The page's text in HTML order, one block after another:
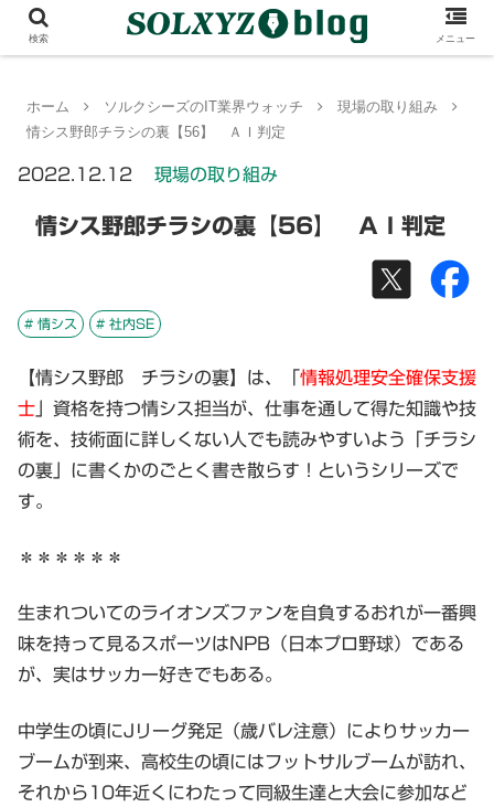
ホーム ソルクシーズのIT業界ウォッチ
現場の取り組み
情シス野郎チラシの裏【56】 ＡＩ判定
2022.12.12 現場の取り組み
情シス野郎チラシの裏【56】 ＡＩ判定
# 情シス # 社内SE
【情シス野郎 チラシの裏】は、「 情報処理安全確保支援
士 」資格を持つ情シス担当が、仕事を通して得た知識や技
術を、技術面に詳しくない人でも読みやすいよう「チラシ
の裏」に書くかのごとく書き散らす！というシリーズで
す。
＊＊＊＊＊＊
生まれついてのライオンズファンを自負するおれが一番興
味を持って見るスポーツはNPB（日本プロ野球）である
が、実はサッカー好きでもある。
中学生の頃にJリーグ発足（歳バレ注意）によりサッカー
ブームが到来、高校生の頃にはフットサルブームが訪れ、
それから10年近くにわたって同級生達と大会に参加など
検索 メニュー